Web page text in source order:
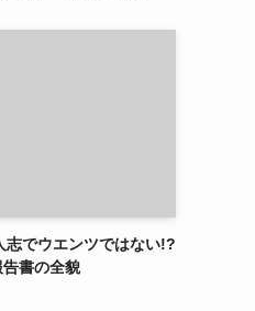
志でウエンツではない!?
書の全貌